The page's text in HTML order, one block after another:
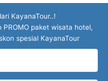
KayanaTour..!
paket wisata hotel,
spesial KayanaTour